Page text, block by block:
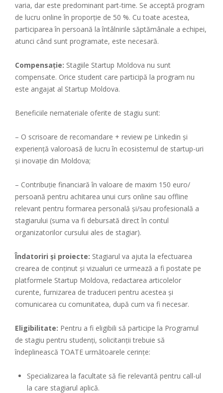
varia, dar este predominant part-time. Se acceptă program
de lucru online în proporție de 50 %. Cu toate acestea,
participarea în persoană la întâlnirile săptămânale a echipei,
atunci când sunt programate, este necesară.
Compensație: Stagiile Startup Moldova nu sunt
compensate. Orice student care participă la program nu
este angajat al Startup Moldova.
Beneficiile nemateriale oferite de stagiu sunt:
– O scrisoare de recomandare + review pe Linkedin și
experiență valoroasă de lucru în ecosistemul de startup-uri
și inovație din Moldova;
– Contribuție financiară în valoare de maxim 150 euro/
persoană pentru achitarea unui curs online sau offline
relevant pentru formarea personală și/sau profesională a
stagiarului (suma va fi debursată direct în contul
organizatorilor cursului ales de stagiar).
Îndatoriri și proiecte: Stagiarul va ajuta la efectuarea
crearea de conținut și vizualuri ce urmează a fi postate pe
platformele Startup Moldova, redactarea articolelor
curente, furnizarea de traduceri pentru acestea și
comunicarea cu comunitatea, după cum va fi necesar.
Eligibilitate: Pentru a fi eligibili să participe la Programul
de stagiu pentru studenți, solicitanții trebuie să
îndeplinească TOATE următoarele cerințe:
Specializarea la facultate să fie relevantă pentru call-ul
la care stagiarul aplică.